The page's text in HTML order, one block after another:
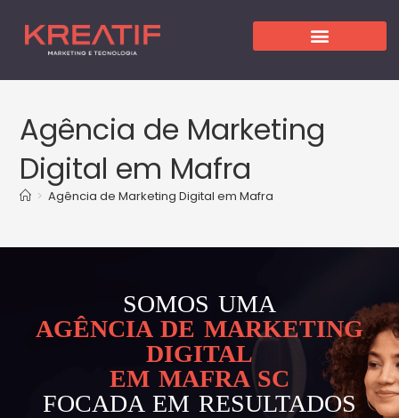
Agência de Marketing
Digital em Mafra
> Agência de Marketing Digital em Mafra
SOMOS UMA
AGÊNCIA DE MARKETING
DIGITAL
EM MAFRA SC
FOCADA EM RESULTADOS